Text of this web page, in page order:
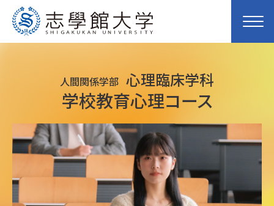
人間関係学部 心理臨床学科
学校教育心理コース